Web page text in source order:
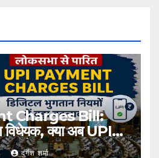
Charges Bill:
विधेयक, क्या अब UPI
है शुल्क?
दुर्गेश शर्मा